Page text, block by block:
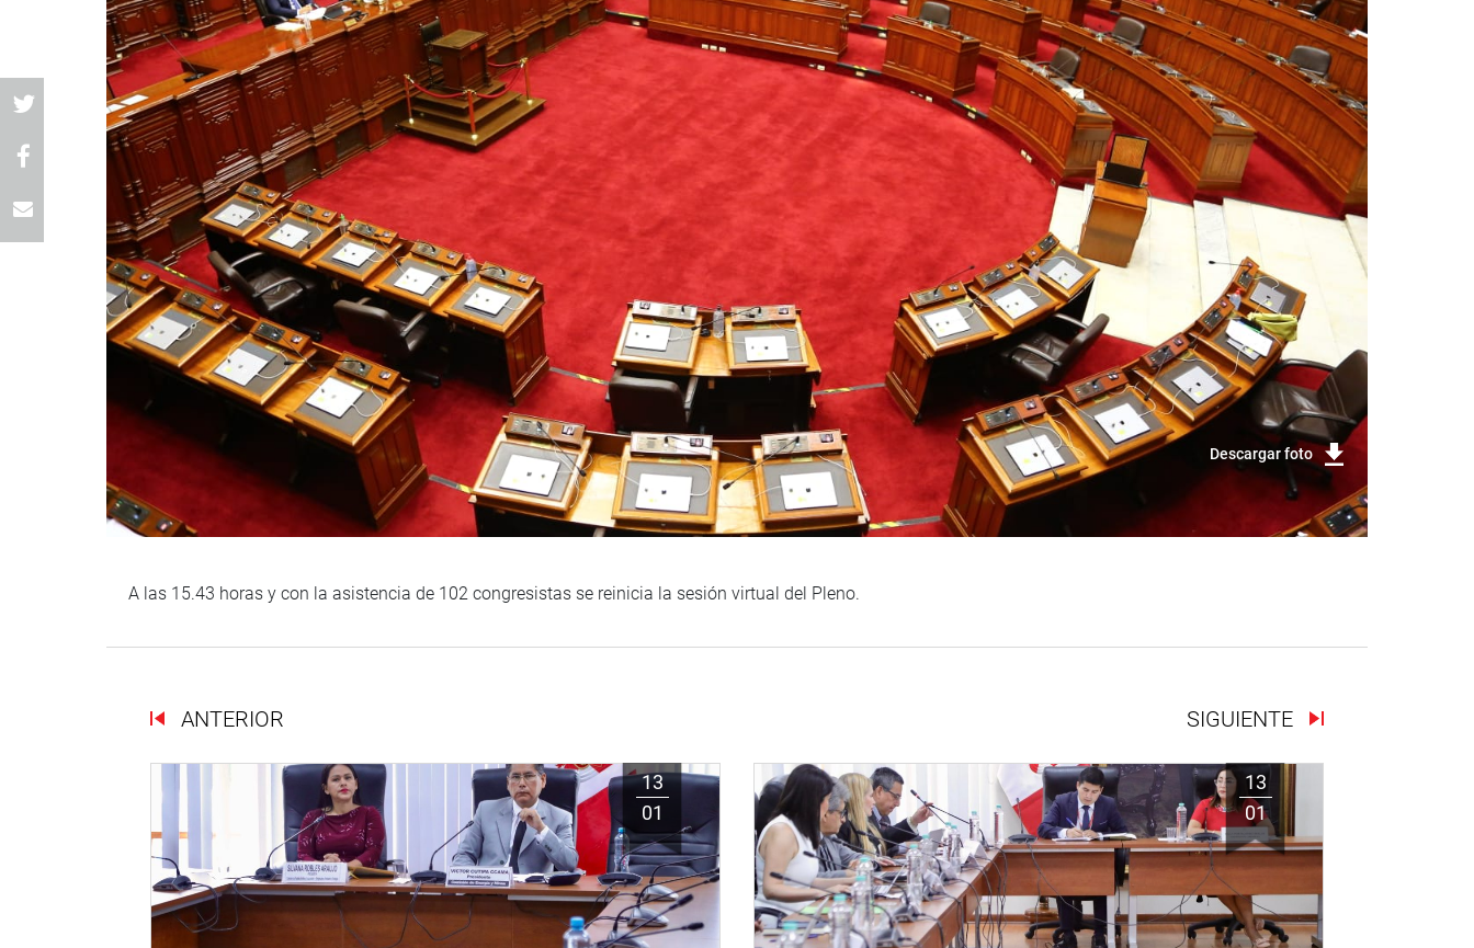
Descargar foto
A las 15.43 horas y con la asistencia de 102 congresistas se reinicia la sesión virtual del Pleno.
ANTERIOR SIGUIENTE
13
01
13
01